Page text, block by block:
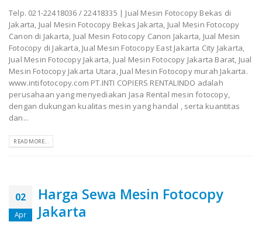
Telp. 021-22418036 / 22418335 | Jual Mesin Fotocopy Bekas di
Jakarta, Jual Mesin Fotocopy Bekas Jakarta, Jual Mesin Fotocopy
Canon di Jakarta, Jual Mesin Fotocopy Canon Jakarta, Jual Mesin
Fotocopy di Jakarta, Jual Mesin Fotocopy East Jakarta City Jakarta,
Jual Mesin Fotocopy Jakarta, Jual Mesin Fotocopy Jakarta Barat, Jual
Mesin Fotocopy Jakarta Utara, Jual Mesin Fotocopy murah Jakarta.
www.intifotocopy.com PT.INTI COPIERS RENTALINDO adalah
perusahaan yang menyediakan Jasa Rental mesin fotocopy,
dengan dukungan kualitas mesin yang handal , serta kuantitas
dan...
READ MORE...
02
Apr
Harga Sewa Mesin Fotocopy
Jakarta